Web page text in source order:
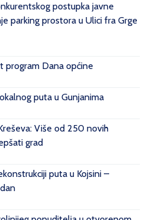
postupka javne
parking prostora u Ulici fra Grge
program Dana općine
puta u Gunjanima
Više od 250 novih
grad
puta u Kojsini –